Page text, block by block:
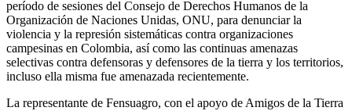
período de sesiones del Consejo de Derechos Humanos de la
Organización de Naciones Unidas, ONU, para denunciar la
violencia y la represión sistemáticas contra organizaciones
campesinas en Colombia, así como las continuas amenazas
selectivas contra defensoras y defensores de la tierra y los territorios,
incluso ella misma fue amenazada recientemente.
La representante de Fensuagro, con el apoyo de Amigos de la Tierra